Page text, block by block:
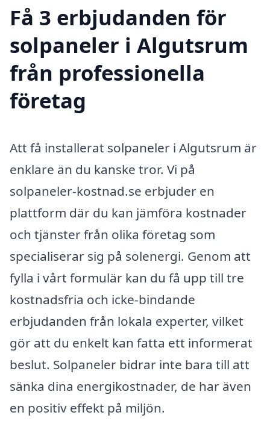
Få 3 erbjudanden för
solpaneler i Algutsrum
från professionella
företag
Att få installerat solpaneler i Algutsrum är
enklare än du kanske tror. Vi på
solpaneler-kostnad.se erbjuder en
plattform där du kan jämföra kostnader
och tjänster från olika företag som
specialiserar sig på solenergi. Genom att
fylla i vårt formulär kan du få upp till tre
kostnadsfria och icke-bindande
erbjudanden från lokala experter, vilket
gör att du enkelt kan fatta ett informerat
beslut. Solpaneler bidrar inte bara till att
sänka dina energikostnader, de har även
en positiv effekt på miljön.